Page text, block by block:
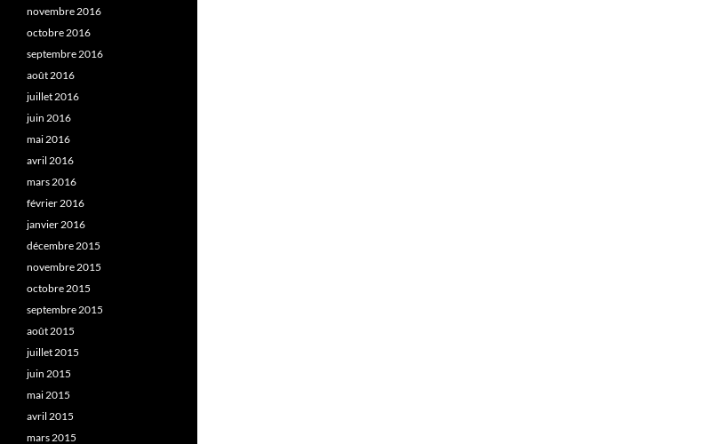
novembre 2016
octobre 2016
septembre 2016
août 2016
juillet 2016
juin 2016
mai 2016
avril 2016
mars 2016
février 2016
janvier 2016
décembre 2015
novembre 2015
octobre 2015
septembre 2015
août 2015
juillet 2015
juin 2015
mai 2015
avril 2015
mars 2015